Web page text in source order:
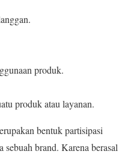
produk.
produk atau layanan.
bentuk partisipasi
brand. Karena berasal